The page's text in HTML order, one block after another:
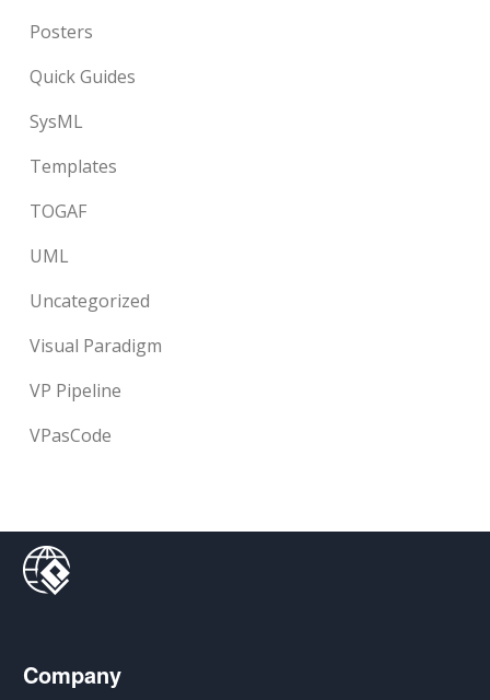
Posters
Quick Guides
SysML
Templates
TOGAF
UML
Uncategorized
Visual Paradigm
VP Pipeline
VPasCode
Company